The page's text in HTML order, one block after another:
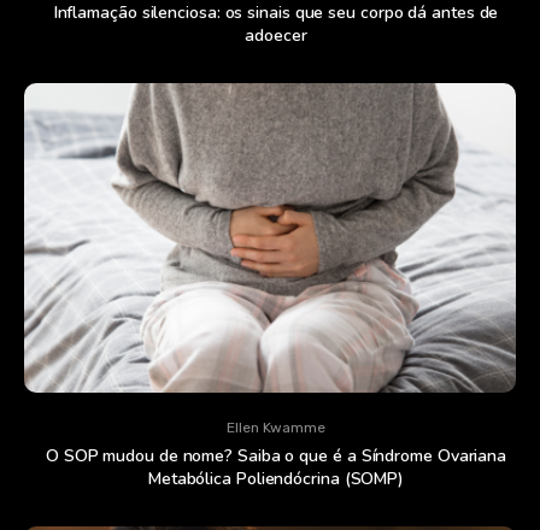
Inflamação silenciosa: os sinais que seu corpo dá antes de
adoecer
Ellen Kwamme
O SOP mudou de nome? Saiba o que é a Síndrome Ovariana
Metabólica Poliendócrina (SOMP)